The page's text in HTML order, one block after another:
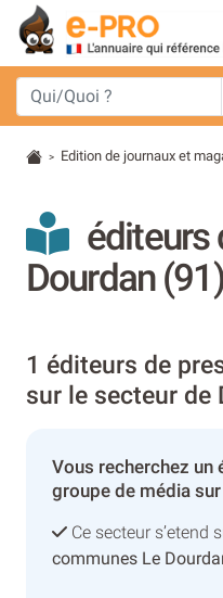
> Edition de journaux et
éditeurs
Dourdan (91)
1 éditeurs de
sur le secteur de
Vous recherchez un
groupe de média
Ce secteur s’etend
communes Le